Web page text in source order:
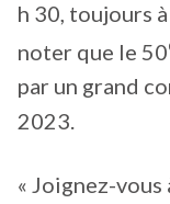
h 30, toujours
noter que le 50
par un grand
2023.
« Joignez-vous